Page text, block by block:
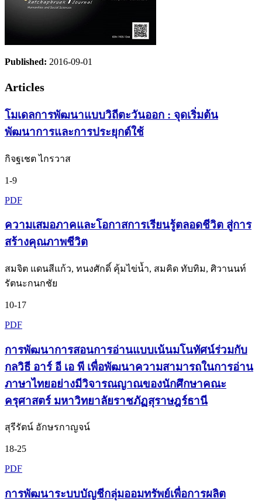
Published: 2016-09-01
Articles
โมเดลการพัฒนาแบบวิถีตะวันออก : จุดเริ่มต้น
พัฒนาการและการประยุกต์ใช้
กิจฐเชต ไกรวาส
1-9
PDF
ความเสมอภาคและโอกาสการเรียนรู้ตลอดชีวิต สู่การ
สร้างคุณภาพชีวิต
สมจิต แดนสีแก้ว, ทนงศักดิ์ คุ้มไข่น้ำ, สมคิด ทับทิม, ศิวานนท์
รัตนะกนกชัย
10-17
PDF
การพัฒนาการสอนการอ่านแบบเน้นมโนทัศน์ร่วมกับ
กลวิธี อาร์ อี เอ พี เพื่อพัฒนาความสามารถในการอ่าน
ภาษาไทยอย่างมีวิจารณญาณของนักศึกษาคณะ
ครุศาสตร์ มหาวิทยาลัยราชภัฏสุราษฎร์ธานี
สุรีรัตน์ อักษรกาญจน์
18-25
PDF
การพัฒนาระบบบัญชีกลุ่มออมทรัพย์เพื่อการผลิต